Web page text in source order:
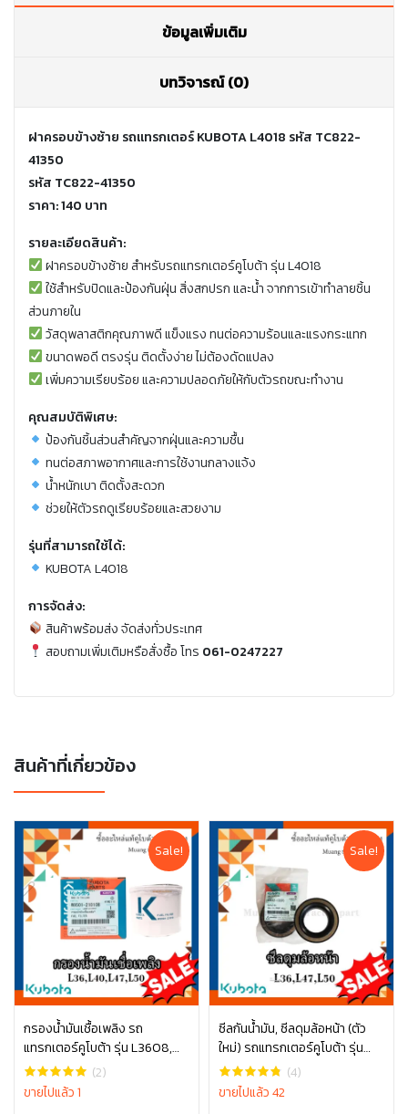
ข้อมูลเพิ่มเติม
บทวิจารณ์ (0)
ฝาครอบข้างซ้าย รถแทรกเตอร์ KUBOTA L4018 รหัส TC822-
41350
รหัส TC822-41350
ราคา: 140 บาท
รายละเอียดสินค้า:
ฝาครอบข้างซ้าย สำหรับรถแทรกเตอร์คูโบต้า รุ่น L4018
ใช้สำหรับปิดและป้องกันฝุ่น สิ่งสกปรก และน้ำ จากการเข้าทำลายชิ้น
ส่วนภายใน
วัสดุพลาสติกคุณภาพดี แข็งแรง ทนต่อความร้อนและแรงกระแทก
ขนาดพอดี ตรงรุ่น ติดตั้งง่าย ไม่ต้องดัดแปลง
เพิ่มความเรียบร้อย และความปลอดภัยให้กับตัวรถขณะทำงาน
คุณสมบัติพิเศษ:
ป้องกันชิ้นส่วนสำคัญจากฝุ่นและความชื้น
ทนต่อสภาพอากาศและการใช้งานกลางแจ้ง
น้ำหนักเบา ติดตั้งสะดวก
ช่วยให้ตัวรถดูเรียบร้อยและสวยงาม
รุ่นที่สามารถใช้ได้:
KUBOTA L4018
การจัดส่ง:
สินค้าพร้อมส่ง จัดส่งทั่วประเทศ
สอบถามเพิ่มเติมหรือสั่งซื้อ โทร 061-0247227
สินค้าที่เกี่ยวข้อง
Sale!
กรองน้ำมันเชื้อเพลิง รถ
แทรกเตอร์คูโบต้า รุ่น L3608,
L4018, L4508, L4708, L5018,
M6040 W9501-21010B
(2)
ขายไปแล้ว 1
หยิบใส่ตะกร้า
Sale!
ซีลกันน้ำมัน, ซีลดุมล้อหน้า (ตัว
ใหม่) รถแทรกเตอร์คูโบต้า รุ่น
L3608, L4018, L4508, L4708,
L5018 tc832-13370 ซีลล้อหน้า
(4)
ขายไปแล้ว 42
หยิบใส่ตะกร้า